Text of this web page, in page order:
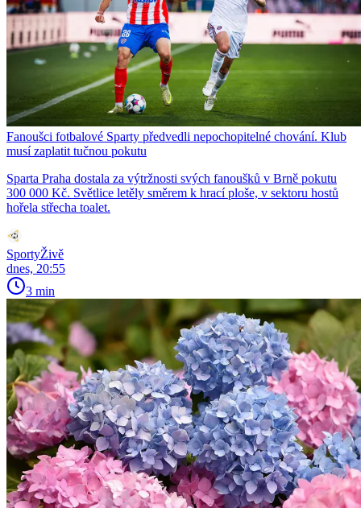
Fanoušci fotbalové Sparty předvedli nepochopitelné chování. Klub
musí zaplatit tučnou pokutu
Sparta Praha dostala za výtržnosti svých fanoušků v Brně pokutu
300 000 Kč. Světlice letěly směrem k hrací ploše, v sektoru hostů
hořela střecha toalet.
SportyŽivě
dnes, 20:55
3 min